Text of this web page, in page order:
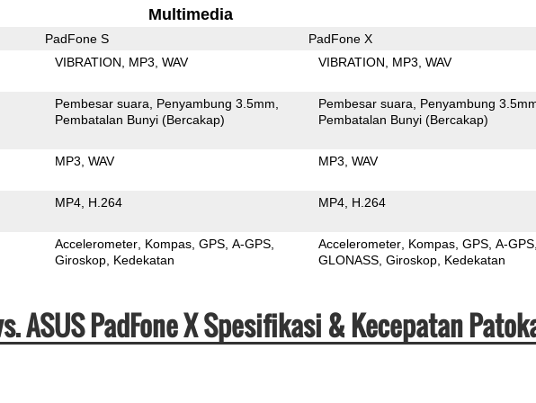
Multimedia
PadFone S PadFone X
VIBRATION MP3 WAV VIBRATION MP3 WAV
Pembesar suara
Penyambung 3.5mm
Pembatalan Bunyi (Bercakap)
Pembesar suara
Penyambung
Pembatalan Bunyi (Bercakap)
MP3 WAV MP3 WAV
MP4 H.264 MP4 H.264
Accelerometer Kompas GPS A-GPS
Giroskop Kedekatan
Accelerometer Kompas GPS A-GPS
GLONASS Giroskop Kedekatan
ASUS PadFone X Spesifikasi & Kecepatan